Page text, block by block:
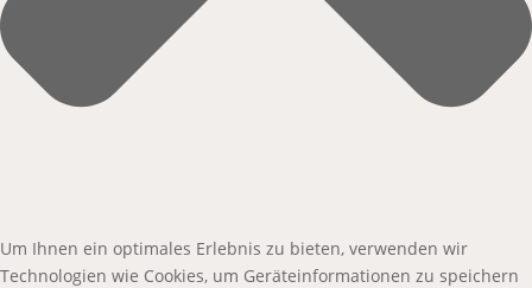
Um Ihnen ein optimales Erlebnis zu bieten, verwenden wir
Technologien wie Cookies, um Geräteinformationen zu speichern